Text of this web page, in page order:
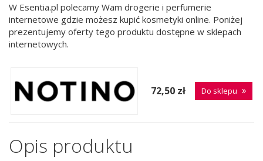
W Esentia.pl polecamy Wam drogerie i perfumerie
internetowe gdzie możesz kupić kosmetyki online. Poniżej
prezentujemy oferty tego produktu dostępne w sklepach
internetowych.
72,50 zł Do sklepu
Opis produktu